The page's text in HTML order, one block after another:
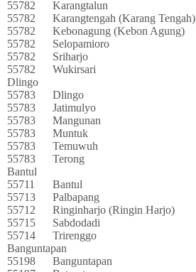
55782
Karangtalun
55782
Karangtengah (Karang Tengah)
55782
Kebonagung (Kebon Agung)
55782
Selopamioro
55782
Sriharjo
55782
Wukirsari
Dlingo
55783
Dlingo
55783
Jatimulyo
55783
Mangunan
55783
Muntuk
55783
Temuwuh
55783
Terong
Bantul
55711
Bantul
55713
Palbapang
55712
Ringinharjo (Ringin Harjo)
55715
Sabdodadi
55714
Trirenggo
Banguntapan
55198
Banguntapan